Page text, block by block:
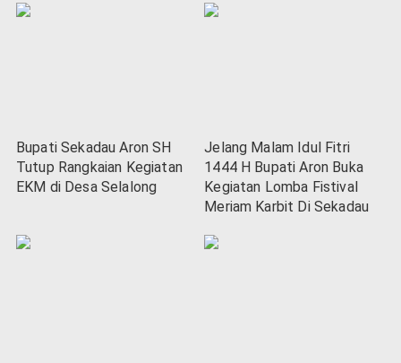
Bupati Sekadau Aron SH
Tutup Rangkaian Kegiatan
EKM di Desa Selalong
Jelang Malam Idul Fitri
1444 H Bupati Aron Buka
Kegiatan Lomba Fistival
Meriam Karbit Di Sekadau